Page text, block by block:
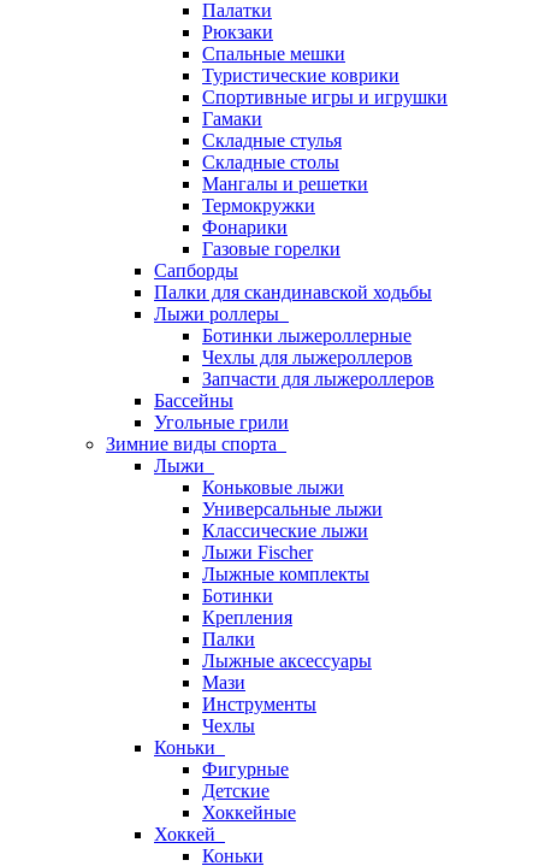
Палатки
Рюкзаки
Спальные мешки
Туристические коврики
Спортивные игры и игрушки
Гамаки
Складные стулья
Складные столы
Мангалы и решетки
Термокружки
Фонарики
Газовые горелки
Сапборды
Палки для скандинавской ходьбы
Лыжи роллеры
Ботинки лыжероллерные
Чехлы для лыжероллеров
Запчасти для лыжероллеров
Бассейны
Угольные грили
Зимние виды спорта
Лыжи
Коньковые лыжи
Универсальные лыжи
Классические лыжи
Лыжи Fischer
Лыжные комплекты
Ботинки
Крепления
Палки
Лыжные аксессуары
Мази
Инструменты
Чехлы
Коньки
Фигурные
Детские
Хоккейные
Хоккей
Коньки